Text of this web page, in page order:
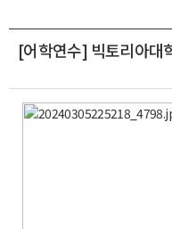
[어학연수] 빅토리아대